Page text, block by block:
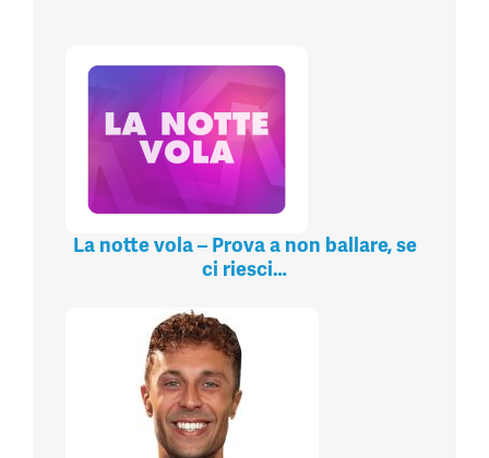
La notte vola – Prova a non ballare, se
ci riesci…